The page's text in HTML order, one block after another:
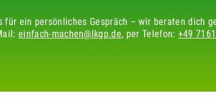
für ein persönliches Gespräch – wir beraten dich
einfach-machen@lkgp.de, per Telefon: +49